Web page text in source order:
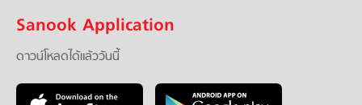
Sanook Application
ดาวน์โหลดได้แล้ววันนี้